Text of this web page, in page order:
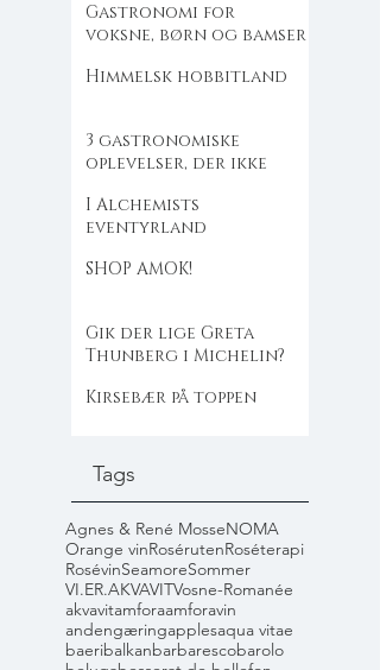
Gastronomi for
voksne, børn og bamser
Himmelsk hobbitland
3 gastronomiske
oplevelser, der ikke
I Alchemists
eventyrland
SHOP AMOK!
Gik der lige Greta
Thunberg i Michelin?
Kirsebær på toppen
Tags
Agnes & René MosseNOMA
Orange vinRosérutenRoséterapi
RosévinSeamoreSommer
VI.ER.AKVAVITVosne-Romanée
akvavitamforaamforavin
andengæringapplesaqua vitae
baeribalkanbarbarescobarolo